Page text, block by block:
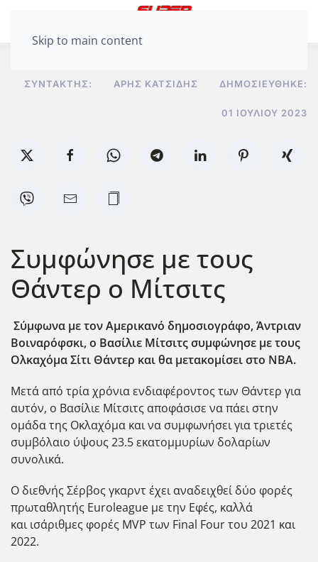
Skip to main content
ΣΥΝΤΆΚΤΗΣ: ΆΡΗΣ ΚΑΤΣΊΔΗΣ ΔΗΜΟΣΙΕΎΘΗΚΕ:
01 ΙΟΥΛΊΟΥ 2023
Συμφώνησε με τους
Θάντερ ο Μίτσιτς
Σύμφωνα με τον Αμερικανό δημοσιογράφο, Άντριαν
Βοιναρόφσκι, ο Βασίλιε Μίτσιτς συμφώνησε με τους
Ολκαχόμα Σίτι Θάντερ και θα μετακομίσει στο NBA.
Μετά από τρία χρόνια ενδιαφέροντος των Θάντερ για
αυτόν, ο Βασίλιε Μίτσιτς αποφάσισε να πάει στην
ομάδα της Οκλαχόμα και να συμφωνήσει για τριετές
συμβόλαιο ύψους23.5 εκατομμυρίων δολαρίων
συνολικά.
Ο διεθνής Σέρβος γκαρντ έχει αναδειχθεί δύο φορές
πρωταθλητής Euroleague με την Εφές, καλλά
καιισάριθμες φορές MVP των Final Four του 2021 και
2022.